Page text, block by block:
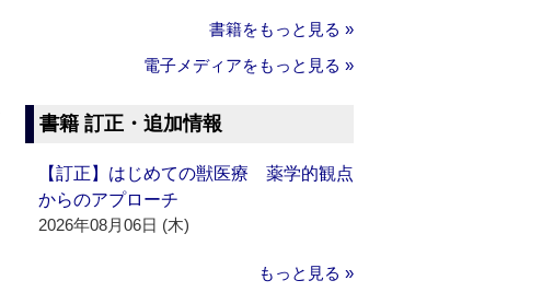
書籍をもっと見る »
電子メディアをもっと見る »
書籍 訂正・追加情報
【訂正】はじめての獣医療 薬学的観点
からのアプローチ
2026年08月06日 (木)
もっと見る »